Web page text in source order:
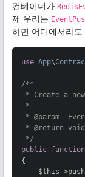
컨테이너가
제 우리는
하면 어디에서라
use App\
/**
* Create a
*
* @param
* @return void
*/
public function
{
$this-